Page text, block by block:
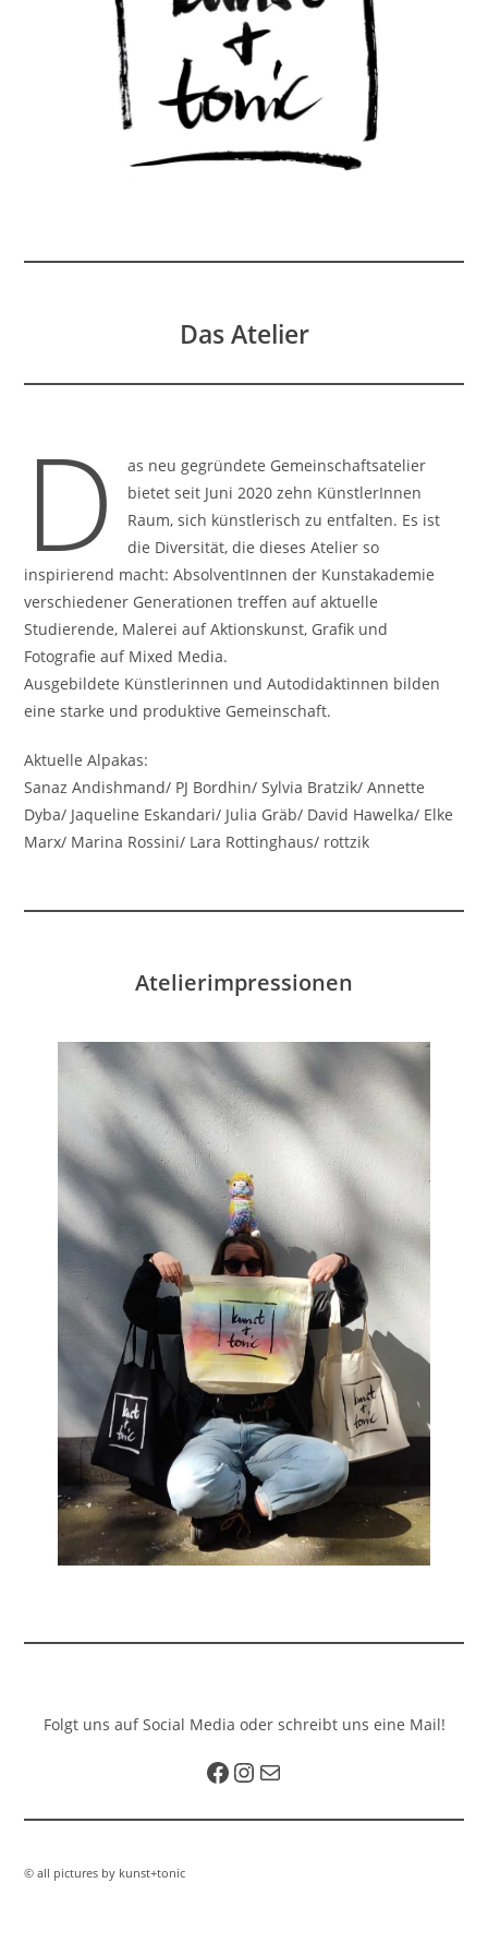
Das Atelier
D
as neu gegründete Gemeinschaftsatelier
bietet seit Juni 2020 zehn KünstlerInnen
Raum, sich künstlerisch zu entfalten. Es ist
die Diversität, die dieses Atelier so
inspirierend macht: AbsolventInnen der Kunstakademie
verschiedener Generationen treffen auf aktuelle
Studierende, Malerei auf Aktionskunst, Grafik und
Fotografie auf Mixed Media.
Ausgebildete Künstlerinnen und Autodidaktinnen bilden
eine starke und produktive Gemeinschaft.
Aktuelle Alpakas:
Sanaz Andishmand/ PJ Bordhin/ Sylvia Bratzik/ Annette
Dyba/ Jaqueline Eskandari/ Julia Gräb/ David Hawelka/ Elke
Marx/ Marina Rossini/ Lara Rottinghaus/ rottzik
Atelierimpressionen
Folgt uns auf Social Media oder schreibt uns eine Mail!
Facebook Instagram
© all pictures by kunst+tonic